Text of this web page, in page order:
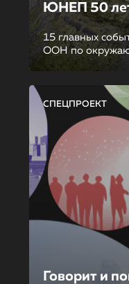
ЮНЕП 50
15 главных
ООН по
СПЕЦПРОЕКТ
Говорит и